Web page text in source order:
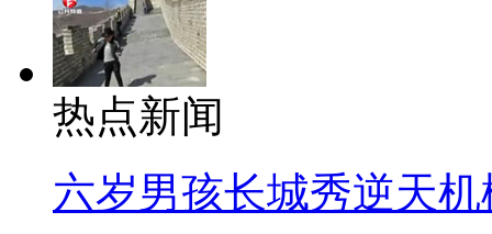
热点新闻
六岁男孩长城秀逆天机